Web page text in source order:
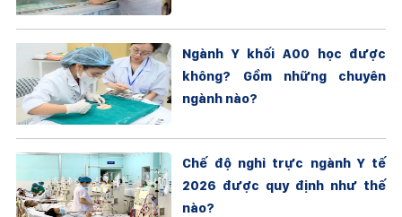
Ngành Y khối A00 học được
không? Gồm những chuyên
ngành nào?
Chế độ nghỉ trực ngành Y tế
2026 được quy định như thế
nào?